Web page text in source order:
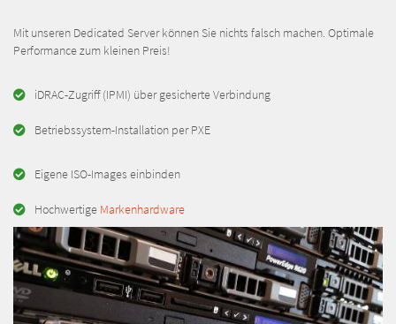
Mit unseren Dedicated Server können Sie nichts falsch machen. Optimale
Performance zum kleinen Preis!
iDRAC-Zugriff (IPMI) über gesicherte Verbindung
Betriebssystem-Installation per PXE
Eigene ISO-Images einbinden
Hochwertige Markenhardware